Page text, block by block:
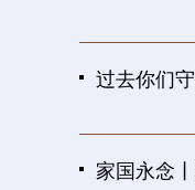
过去你们
家国永念